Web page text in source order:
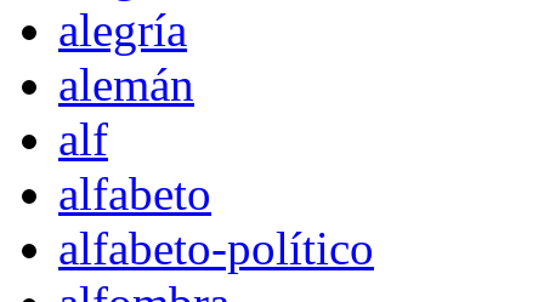
alegría
alemán
alf
alfabeto
alfabeto-político